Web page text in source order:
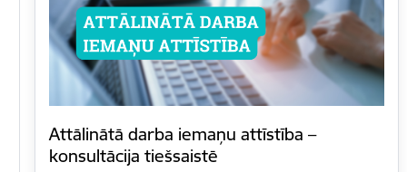
Attālinātā darba iemaņu attīstība –
konsultācija tiešsaistē